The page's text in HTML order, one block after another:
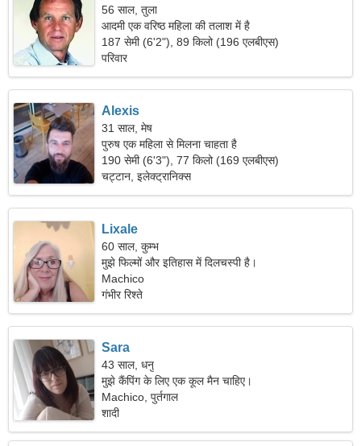
56 साल, तुला
आदमी एक वरिष्ठ महिला की तलाश में है
187 सेमी (6'2"), 89 किलो (196 एलबीएस)
परिवार
Alexis
31 साल, मेष
पुरुष एक महिला से मिलना चाहता है
190 सेमी (6'3"), 77 किलो (169 एलबीएस)
चट्टान, इलेक्ट्रानिक्स
Lixale
60 साल, कुम्भ
मुझे फिल्मों और इतिहास में दिलचस्पी है।
Machico
गंभीर रिश्ते
Sara
43 साल, धनु
मुझे कैंपिंग के लिए एक कूल मैन चाहिए।
Machico, पुर्तगाल
शादी